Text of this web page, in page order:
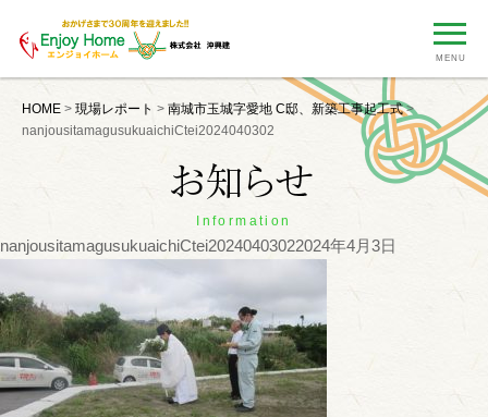
MENU
HOME > 現場レポート > 南城市玉城字愛地 C邸、新築工事起工式>
nanjousitamagusukuaichiCtei2024040302
Information
nanjousitamagusukuaichiCtei20240403022024年4月3日